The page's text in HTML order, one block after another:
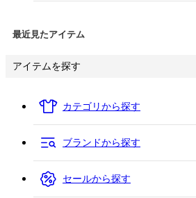
最近見たアイテム
アイテムを探す
カテゴリから探す
ブランドから探す
セールから探す